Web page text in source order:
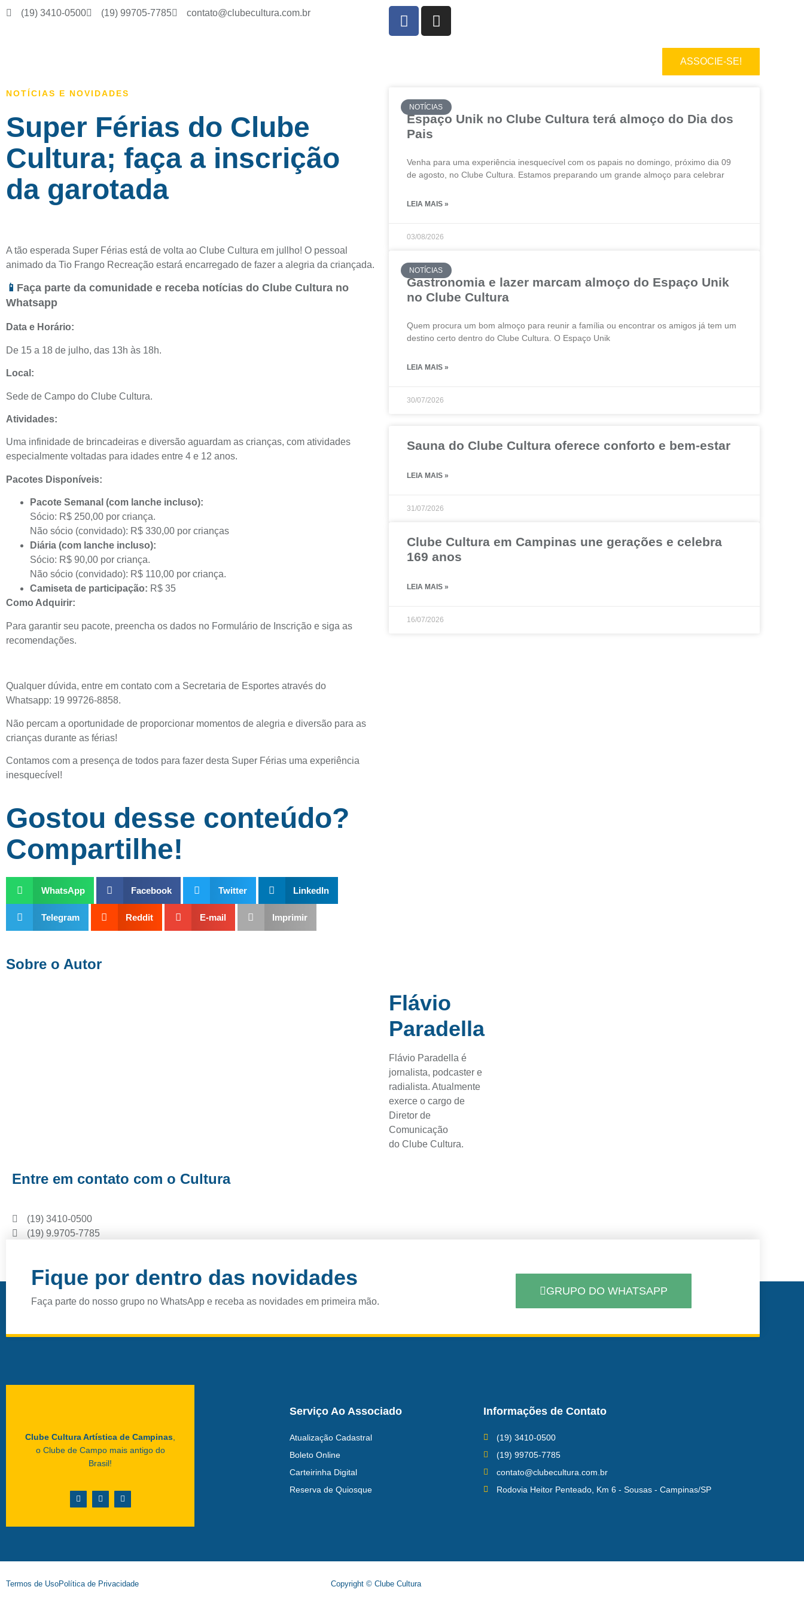
(19) 3410-0500 (19) 99705-7785 contato@clubecultura.com.br
ASSOCIE-SE!
NOTÍCIAS E NOVIDADES
Super Férias do Clube
Cultura; faça a inscrição
da garotada
A tão esperada Super Férias está de volta ao Clube Cultura em jullho! O pessoal
animado da Tio Frango Recreação estará encarregado de fazer a alegria da criançada.
📱 Faça parte da comunidade e receba notícias do Clube Cultura no
Whatsapp
Data e Horário:
De 15 a 18 de julho, das 13h às 18h.
Local:
Sede de Campo do Clube Cultura.
Atividades:
Uma infinidade de brincadeiras e diversão aguardam as crianças, com atividades
especialmente voltadas para idades entre 4 e 12 anos.
Pacotes Disponíveis:
Pacote Semanal (com lanche incluso):
Sócio: R$ 250,00 por criança.
Não sócio (convidado): R$ 330,00 por crianças
Diária (com lanche incluso):
Sócio: R$ 90,00 por criança.
Não sócio (convidado): R$ 110,00 por criança.
Camiseta de participação: R$ 35
Como Adquirir:
Para garantir seu pacote, preencha os dados no Formulário de Inscrição e siga as
recomendações.
Qualquer dúvida, entre em contato com a Secretaria de Esportes através do
Whatsapp: 19 99726-8858.
Não percam a oportunidade de proporcionar momentos de alegria e diversão para as
crianças durante as férias!
Contamos com a presença de todos para fazer desta Super Férias uma experiência
inesquecível!
Gostou desse conteúdo?
Compartilhe!
WhatsApp Facebook Twitter LinkedIn
Telegram Reddit E-mail Imprimir
Sobre o Autor
Flávio
Paradella
Flávio Paradella é
jornalista, podcaster e
radialista. Atualmente
exerce o cargo de
Diretor de
Comunicação
do Clube Cultura.
NOTÍCIAS
Espaço Unik no Clube Cultura terá almoço do Dia dos
Pais
Venha para uma experiência inesquecível com os papais no domingo, próximo dia 09
de agosto, no Clube Cultura. Estamos preparando um grande almoço para celebrar
LEIA MAIS »
03/08/2026
NOTÍCIAS
Gastronomia e lazer marcam almoço do Espaço Unik
no Clube Cultura
Quem procura um bom almoço para reunir a família ou encontrar os amigos já tem um
destino certo dentro do Clube Cultura. O Espaço Unik
LEIA MAIS »
30/07/2026
Sauna do Clube Cultura oferece conforto e bem-estar
LEIA MAIS »
31/07/2026
Clube Cultura em Campinas une gerações e celebra
169 anos
LEIA MAIS »
16/07/2026
Entre em contato com o Cultura
(19) 3410-0500
(19) 9.9705-7785
Fique por dentro das novidades
Faça parte do nosso grupo no WhatsApp e receba as novidades em primeira mão.
GRUPO DO WHATSAPP
Clube Cultura Artística de Campinas,
o Clube de Campo mais antigo do
Brasil!
Serviço Ao Associado
Atualização Cadastral
Boleto Online
Carteirinha Digital
Reserva de Quiosque
Informações de Contato
(19) 3410-0500
(19) 99705-7785
contato@clubecultura.com.br
Rodovia Heitor Penteado, Km 6 - Sousas - Campinas/SP
Termos de UsoPolítica de Privacidade Copyright © Clube Cultura